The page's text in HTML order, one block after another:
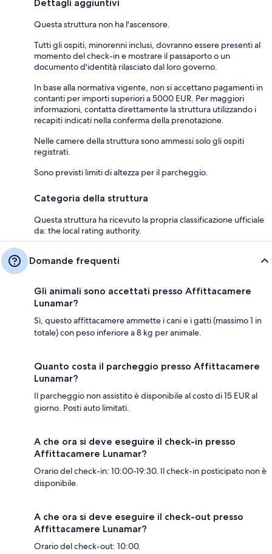
Dettagli aggiuntivi
Questa struttura non ha l'ascensore.
Tutti gli ospiti, minorenni inclusi, dovranno essere presenti al
momento del check-in e mostrare il passaporto o un
documento d'identità rilasciato dal loro governo.
In base alla normativa vigente, non si accettano pagamenti in
contanti per importi superiori a 5000 EUR. Per maggiori
informazioni, contatta direttamente la struttura utilizzando i
recapiti indicati nella conferma della prenotazione.
Nelle camere della struttura sono ammessi solo gli ospiti
registrati.
Sono previsti limiti di altezza per il parcheggio.
Categoria della struttura
Questa struttura ha ricevuto la propria classificazione ufficiale
da: the local rating authority.
Domande frequenti
Gli animali sono accettati presso Affittacamere
Lunamar?
Sì, questo affittacamere ammette i cani e i gatti (massimo 1 in
totale) con peso inferiore a 8 kg per animale.
Quanto costa il parcheggio presso Affittacamere
Lunamar?
Il parcheggio non assistito è disponibile al costo di 15 EUR al
giorno. Posti auto limitati.
A che ora si deve eseguire il check-in presso
Affittacamere Lunamar?
Orario del check-in: 10:00-19:30. Il check-in posticipato non è
disponibile.
A che ora si deve eseguire il check-out presso
Affittacamere Lunamar?
Orario del check-out: 10:00.